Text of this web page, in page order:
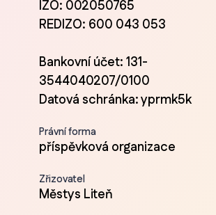
IZO: 002050765
REDIZO: 600 043 053
Bankovní účet: 131-
3544040207/0100
Datová schránka: yprmk5k
Právní forma
příspěvková organizace
Zřizovatel
Městys Liteň